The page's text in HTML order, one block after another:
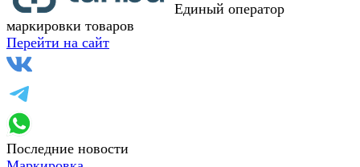
Единый оператор
маркировки товаров
Перейти на сайт
Последние новости